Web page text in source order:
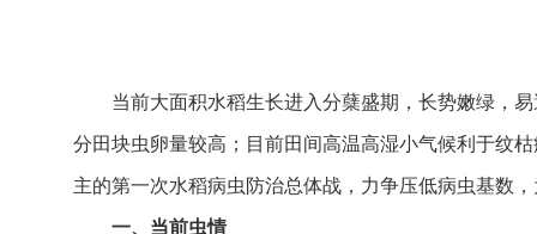
当前大面积水稻生长进入分蘖盛期，长势嫩绿，
分田块虫卵量较高；目前田间高温高湿小气候利于纹
主的第一次水稻病虫防治总体战，力争压低病虫基数
一、当前虫情